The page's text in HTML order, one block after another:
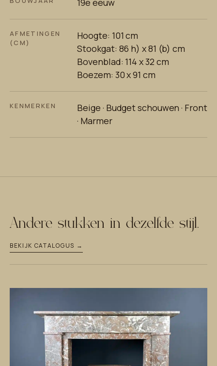
19e eeuw
AFMETINGEN
(CM)
Hoogte: 101 cm
Stookgat: 86 h) x 81 (b) cm
Bovenblad: 114 x 32 cm
Boezem: 30 x 91 cm
KENMERKEN
Beige · Budget schouwen · Front
· Marmer
Andere stukken in dezelfde stijl.
BEKIJK CATALOGUS →